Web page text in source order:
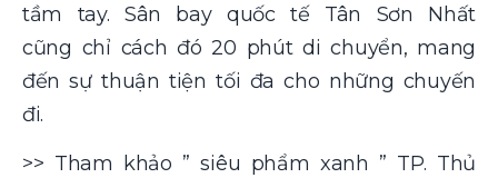
tầm tay. Sân bay quốc tế Tân Sơn Nhất
cũng chỉ cách đó 20 phút di chuyển, mang
đến sự thuận tiện tối đa cho những chuyến
đi.
>> Tham khảo ” siêu phẩm xanh ” TP. Thủ